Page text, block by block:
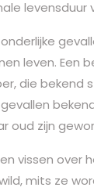
levensduur
leven. Een
die bekend
oud zijn
vissen over
mits ze